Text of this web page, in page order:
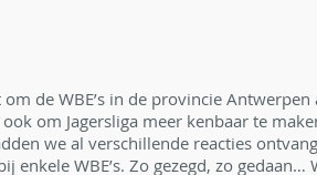
de WBE’s in de provincie Antwerpen
om Jagersliga meer kenbaar te
we al verschillende reacties
enkele WBE’s. Zo gezegd, zo gedaan…